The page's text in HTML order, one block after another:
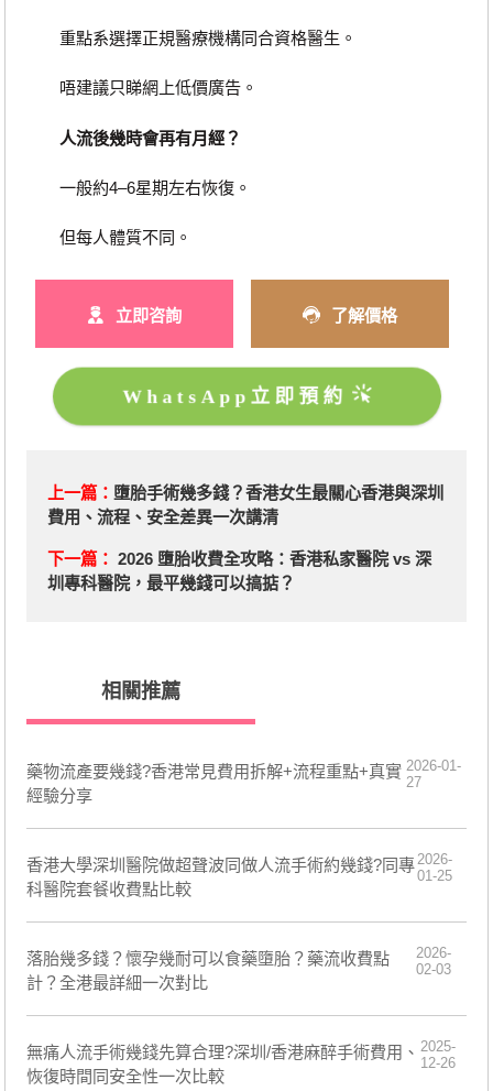
重點系選擇正規醫療機構同合資格醫生。
唔建議只睇網上低價廣告。
人流後幾時會再有月經？
一般約4–6星期左右恢復。
但每人體質不同。
立即咨詢 了解價格
WhatsApp立即預約
上一篇： 墮胎手術幾多錢？香港女生最關心香港與深圳
費用、流程、安全差異一次講清
下一篇： 2026 墮胎收費全攻略：香港私家醫院 vs 深
圳專科醫院，最平幾錢可以搞掂？
相關推薦
藥物流產要幾錢?香港常見費用拆解+流程重點+真實
經驗分享
2026-01-
27
香港大學深圳醫院做超聲波同做人流手術約幾錢?同專
科醫院套餐收費點比較
2026-
01-25
落胎幾多錢？懷孕幾耐可以食藥墮胎？藥流收費點
計？全港最詳細一次對比
2026-
02-03
無痛人流手術幾錢先算合理?深圳/香港麻醉手術費用、
恢復時間同安全性一次比較
2025-
12-26